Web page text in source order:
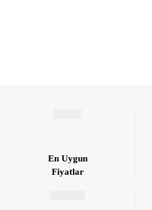
En Uygun
Fiyatlar